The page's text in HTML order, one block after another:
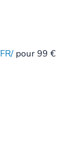
pour 99 €